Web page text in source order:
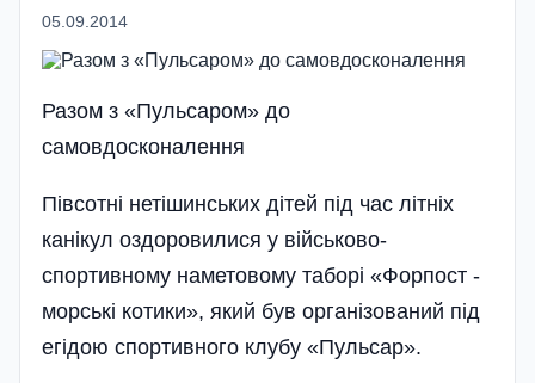
05.09.2014
Разом з «Пульсаром» до
самовдосконалення
Півсотні нетішинських дітей під час літніх
канікул оздоровилися у військово-
спортивному наметовому таборі «Форпост -
морські котики», який був організований під
егі­дою спортивного клубу «Пульсар».